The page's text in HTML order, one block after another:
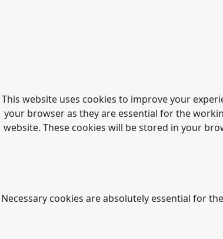
This website uses cookies to improve your
your browser as they are essential for the
website. These cookies will be stored in your
Necessary cookies are absolutely essential for